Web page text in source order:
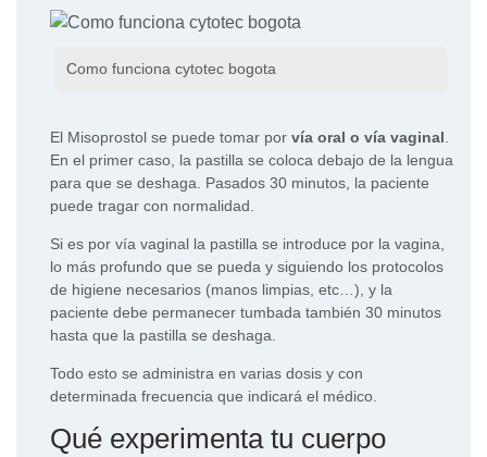
Como funciona cytotec bogota
El Misoprostol se puede tomar por vía oral o vía vaginal
En el primer caso, la pastilla se coloca debajo de la lengua
para que se deshaga. Pasados 30 minutos, la paciente
puede tragar con normalidad.
Si es por vía vaginal la pastilla se introduce por la vagina,
lo más profundo que se pueda y siguiendo los protocolos
de higiene necesarios (manos limpias, etc…), y la
paciente debe permanecer tumbada también 30 minutos
hasta que la pastilla se deshaga.
Todo esto se administra en varias dosis y con
determinada frecuencia que indicará el médico.
Qué experimenta tu cuerpo